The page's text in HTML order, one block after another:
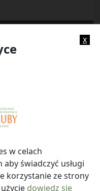
info@smczuby.pl
x
w celach
świadczyć usługi
korzystanie ze strony
dowiedz się